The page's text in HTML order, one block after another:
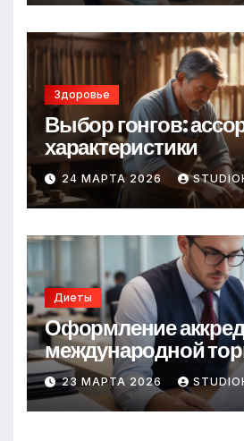
Здоровье
Выбор гонгов:
характеристики
24 МАРТА 2026
Диеты
Оформление
международной
23 МАРТА 2026